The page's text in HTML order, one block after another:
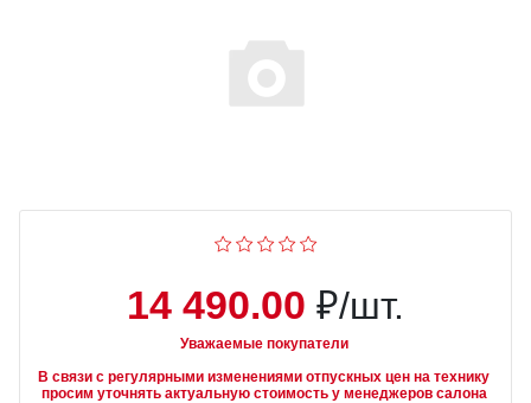
14 490.00 ₽/шт.
Уважаемые покупатели
В связи с регулярными изменениями отпускных цен на технику
просим уточнять актуальную стоимость у менеджеров салона